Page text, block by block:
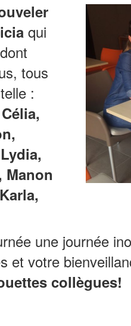
qui
tous
:
Manon
une journée
et votre
collègues!